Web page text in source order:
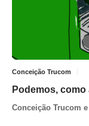
Conceição Trucom
Podemos,
Conceição Trucom